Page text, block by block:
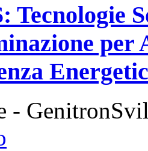
Tecnologie
per
-